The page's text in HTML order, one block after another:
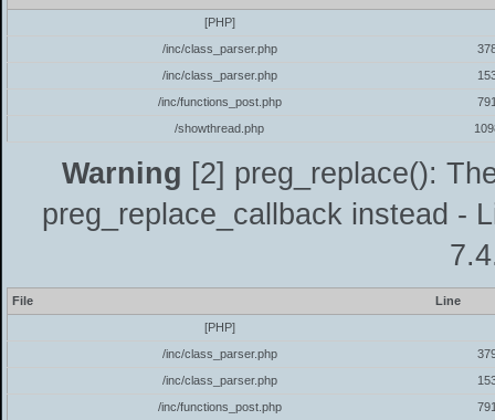
[PHP]
/inc/class_parser.php
/inc/class_parser.php
/inc/functions_post.php
/showthread.php
Warning [2] preg_replace():
preg_replace_callback instead -
File
Line
[PHP]
/inc/class_parser.php
/inc/class_parser.php
/inc/functions_post.php